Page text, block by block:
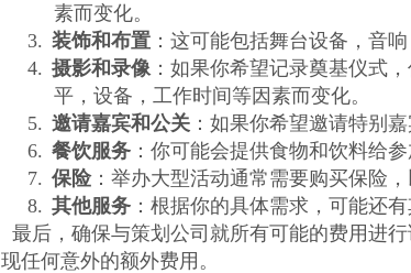
素而变化。
3. 装饰和布置 ：这可能包括舞台设备，音
4. 摄影和录像 ：如果你希望记录奠基仪式
平，设备，工作时间等因素而变化。
5. 邀请嘉宾和公关 ：如果你希望邀请特别
6. 餐饮服务 ：你可能会提供食物和饮料给
7. 保险：举办大型活动通常需要购买保险
8. 其他服务 ：根据你的具体需求，可能还
最后，确保与策划公司就所有可能的费用进
现任何意外的额外费用。